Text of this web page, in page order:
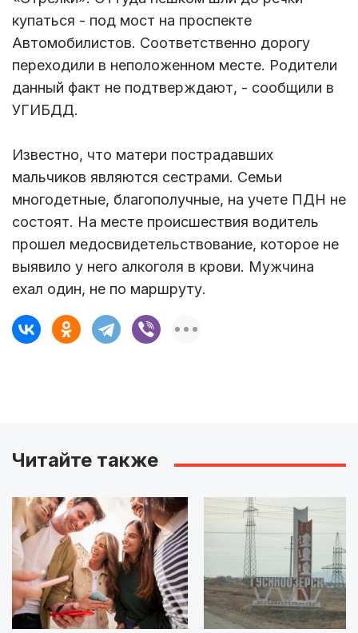
купаться - под мост на проспекте
Автомобилистов. Соответственно дорогу
переходили в неположенном месте. Родители
данный факт не подтверждают, - сообщили в
УГИБДД.
Известно, что матери пострадавших
мальчиков являются сестрами. Семьи
многодетные, благополучные, на учете ПДН не
состоят. На месте происшествия водитель
прошел медосвидетельствование, которое не
выявило у него алкоголя в крови. Мужчина
ехал один, не по маршруту.
Читайте также